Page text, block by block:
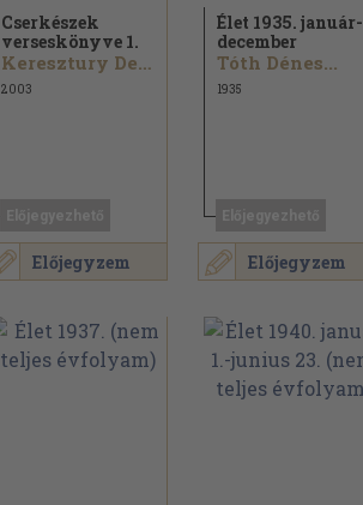
Előjegyzem
Cserkészek
verseskönyve 1.
Keresztury Dezső...
2003
Előjegyzem
Élet 1935. január-
december
Tóth Dénes...
1935